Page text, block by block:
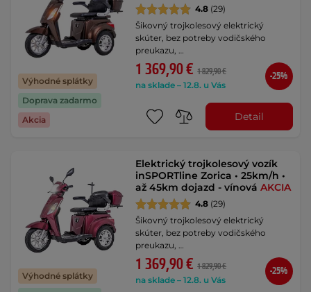
Výhodné splátky
Doprava zadarmo
Akcia
4.8 (29)
Šikovný trojkolesový elektrický
skúter, bez potreby vodičského
preukazu, …
1 369,90 € 1 829,90 €
na sklade – 12.8. u Vás
-25%
Detail
Výhodné splátky
Elektrický trojkolesový vozík
inSPORTline Zorica • 25km/h •
až 45km dojazd - vínováAKCIA
4.8 (29)
Šikovný trojkolesový elektrický
skúter, bez potreby vodičského
preukazu, …
1 369,90 € 1 829,90 €
na sklade – 12.8. u Vás
-25%